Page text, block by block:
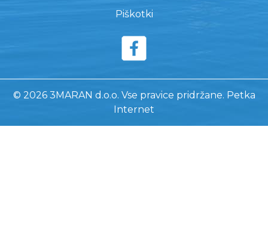
Piškotki
© 2026 3MARAN d.o.o. Vse pravice pridržane. Petka
Internet